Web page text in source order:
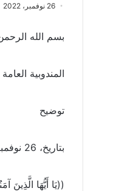
26 نوفمبر، 2022
بسم الله
المندوبية
توضيح
بتاريخ، 26 نوفمبر 2022
((يَا أَيُّهَا الَّذِينَ